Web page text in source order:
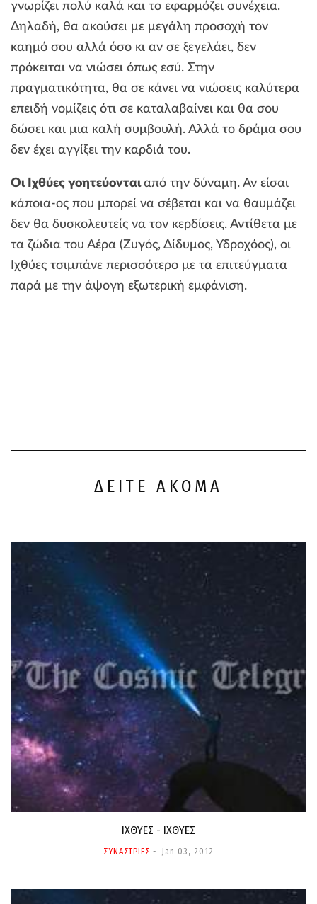
γνωρίζει πολύ καλά και το εφαρμόζει συνέχεια.
Δηλαδή, θα ακούσει με μεγάλη προσοχή τον
καημό σου αλλά όσο κι αν σε ξεγελάει, δεν
πρόκειται να νιώσει όπως εσύ. Στην
πραγματικότητα, θα σε κάνει να νιώσεις καλύτερα
επειδή νομίζεις ότι σε καταλαβαίνει και θα σου
δώσει και μια καλή συμβουλή. Αλλά το δράμα σου
δεν έχει αγγίξει την καρδιά του.
Οι Ιχθύες γοητεύονταιαπό την δύναμη. Αν είσαι
κάποια-ος που μπορεί να σέβεται και να θαυμάζει
δεν θα δυσκολευτείς να τον κερδίσεις. Αντίθετα με
τα ζώδια του Αέρα (Ζυγός, Δίδυμος, Υδροχόος), οι
Ιχθύες τσιμπάνε περισσότερο με τα επιτεύγματα
παρά με την άψογη εξωτερική εμφάνιση.
ΔΕΙΤΕ ΑΚΟΜΑ
ΙΧΘΥΕΣ - ΙΧΘΥΕΣ
ΣΥΝΑΣΤΡΙΕΣ Jan 03, 2012